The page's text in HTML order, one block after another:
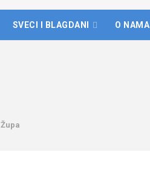
SVECI I BLAGDANI O NAMA
Župa